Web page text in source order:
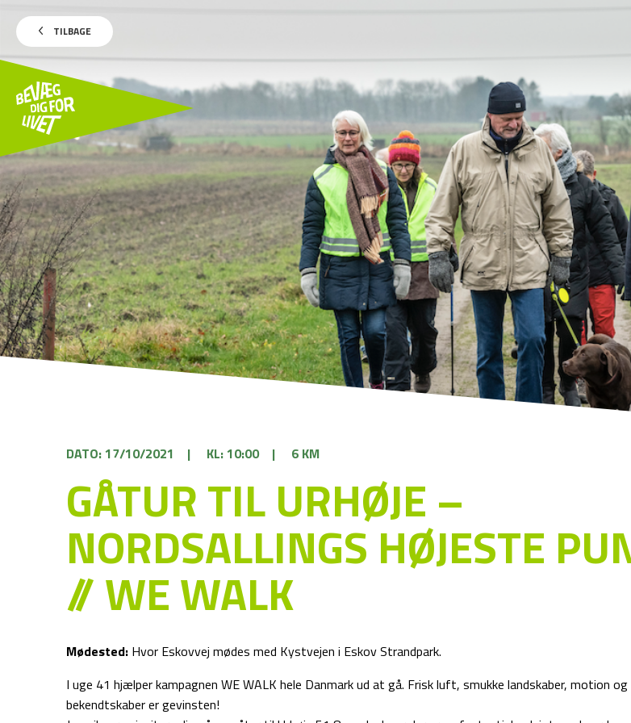
TILBAGE
DATO: 17/10/2021 | KL: 10:00 | 6 KM
GÅTUR TIL URHØJE –
NORDSALLINGS HØJESTE
// WE WALK
Mødested: Hvor Eskovvej mødes med Kystvejen i Eskov Strandpark.
I uge 41 hjælper kampagnen WE WALK hele Danmark ud at gå. Frisk luft, smukke landskaber, motion og
bekendtskaber er gevinsten!